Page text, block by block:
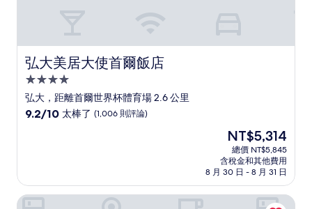
弘大美居大使首爾飯店
弘大美居大使首爾飯店
4.0
星
級
弘大，距離首爾世界杯體育場 2.6 公里
9.2
太
棒
9.2/10 太棒了 (1,006 則評論)
現
在
價
格
為
NT$5,314
NT$5,314
總價 NT$5,845
含稅金和其他費用
8 月 30 日 - 8 月 31 日
閣樓飯店